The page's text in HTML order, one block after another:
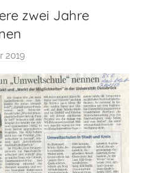
zwei Jahre
2019
o
n
T
h
o
m
a